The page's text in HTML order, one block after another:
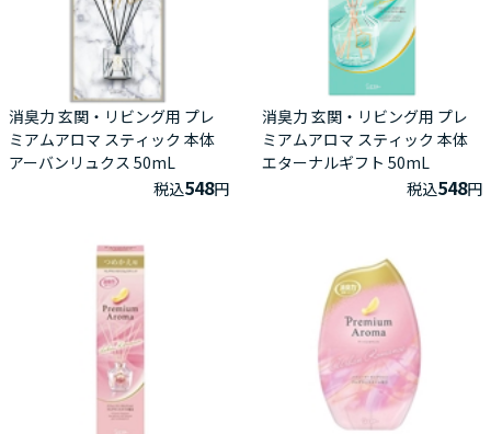
消臭力 玄関・リビング用 プレ
ミアムアロマ スティック 本体
アーバンリュクス 50mL
税込548円
消臭力 玄関・リビング用 プレ
ミアムアロマ スティック 本体
エターナルギフト 50mL
税込548円